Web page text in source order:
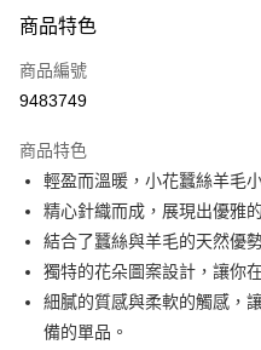
信用卡一次付款
信用卡分期付款
合作金庫商業銀行
華南商業銀行
上海商業儲蓄銀行
國泰世華商業銀行
臺灣中小企業銀行
匯豐（台灣）商業銀行
聯邦商業銀行
元大商業銀行
6 期 0 利率 每期
華南商業銀行
上海商業儲蓄銀行
國泰世華商業銀行
臺灣中小企業銀行
匯豐（台灣）商業銀行
超商取貨付款
LINE Pay
Apple Pay
街口支付
商品特色
商品編號
9483749
商品特色
輕盈而溫暖，小花蠶絲羊毛
精心針織而成，展現出優雅
結合了蠶絲與羊毛的天然優
獨特的花朵圖案設計，讓你
細膩的質感與柔軟的觸感，
備的單品。